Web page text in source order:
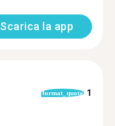
Scarica la app
format_quote 1